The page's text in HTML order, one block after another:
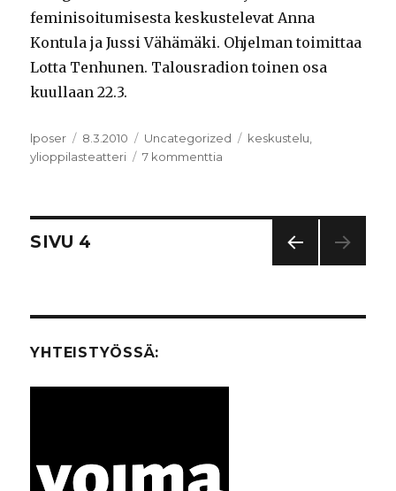
feminisoitumisesta keskustelevat Anna
Kontula ja Jussi Vähämäki. Ohjelman toimittaa
Lotta Tenhunen. Talousradion toinen osa
kuullaan 22.3.
Kirjoittaja
lposer Julkaistu
8.3.2010 Kategoriat
Uncategorized Avainsanat
keskustelu,
ylioppilasteatteri
7 kommenttia
Artikkelien
SIVU
SIVU 4
YHTEISTYÖSSÄ: